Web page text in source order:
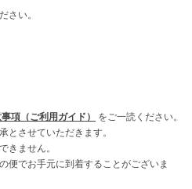
さい。
項（ご利用ガイド）
をご一読ください。
とさせていただきます。
きません。
便でお手元に到着することがございま